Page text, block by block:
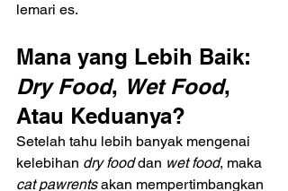
lemari es.
Mana yang Lebih Baik:
Dry Food, Wet Food,
Atau Keduanya?
Setelah tahu lebih banyak mengenai
kelebihan dry food dan wet food, maka
cat pawrents akan mempertimbangkan